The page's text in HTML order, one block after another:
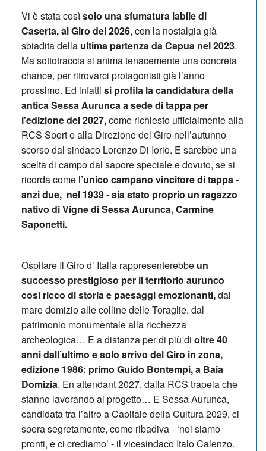
Vi è stata così solo una sfumatura labile di
Caserta, al Giro del 2026, con la nostalgia già
sbiadita della ultima partenza da Capua nel 2023.
Ma sottotraccia si anima tenacemente una concreta
chance, per ritrovarci protagonisti già l’anno
prossimo. Ed infatti si profila la candidatura della
antica Sessa Aurunca a sede di tappa per
l’edizione del 2027,come richiesto ufficialmente alla
RCS Sport e alla Direzione del Giro nell’autunno
scorso dal sindaco Lorenzo Di Iorio. E sarebbe una
scelta di campo dal sapore speciale e dovuto, se si
ricorda come l’unico campano vincitore di tappa -
anzi due, nel 1939 - sia stato proprio un ragazzo
nativo di Vigne di Sessa Aurunca, Carmine
Saponetti.
Ospitare Il Giro d’ Italia rappresenterebbe un
successo prestigioso per il territorio aurunco
così ricco di storia e paesaggi emozionanti,dal
mare domizio alle colline delle Toraglie, dal
patrimonio monumentale alla ricchezza
archeologica… E a distanza per di più di oltre 40
anni dall’ultimo e solo arrivo del Giro in zona,
edizione 1986: primo Guido Bontempi, a Baia
Domizia. En attendant 2027, dalla RCS trapela che
stanno lavorando al progetto… E Sessa Aurunca,
candidata tra l’altro a Capitale della Cultura 2029, ci
spera segretamente, come ribadiva - ‘noi siamo
pronti, e ci crediamo’ - il vicesindaco Italo Calenzo.